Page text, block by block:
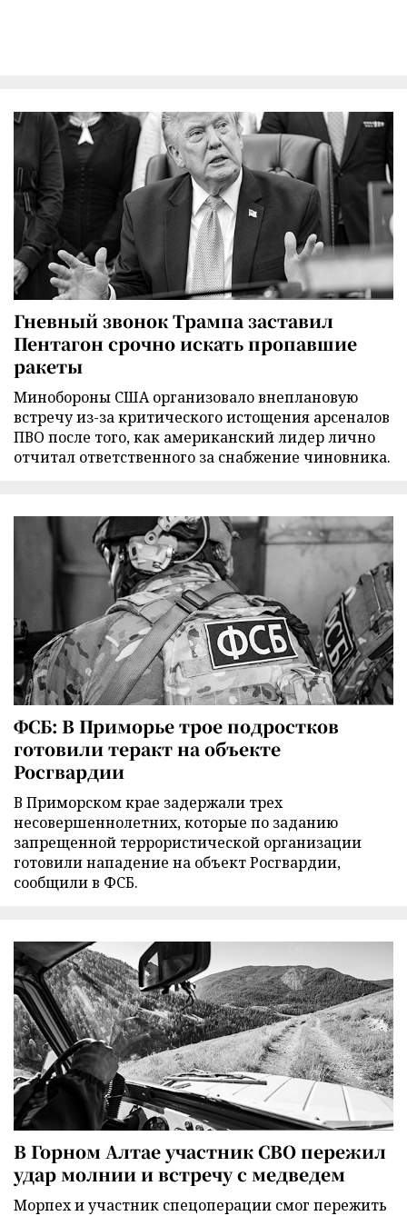
Гневный звонок Трампа заставил
Пентагон срочно искать пропавшие
ракеты
Минобороны США организовало внеплановую
встречу из-за критического истощения арсеналов
ПВО после того, как американский лидер лично
отчитал ответственного за снабжение чиновника.
ФСБ: В Приморье трое подростков
готовили теракт на объекте
Росгвардии
В Приморском крае задержали трех
несовершеннолетних, которые по заданию
запрещенной террористической организации
готовили нападение на объект Росгвардии,
сообщили в ФСБ.
В Горном Алтае участник СВО пережил
удар молнии и встречу с медведем
Морпех и участник спецоперации смог пережить